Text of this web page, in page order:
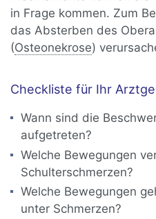
in Frage kommen. Zum
das Absterben des
(Osteonekrose)
Checkliste für Ihr
Wann sind die
aufgetreten?
Welche Bewegungen
Schulterschmerzen?
Welche Bewegungen
unter Schmerzen?